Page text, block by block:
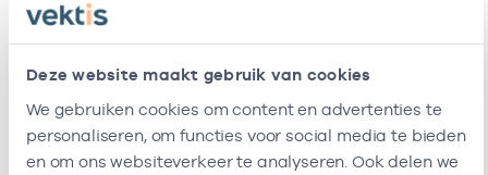
Deze website maakt gebruik van cookies
We gebruiken cookies om content en advertenties te
personaliseren, om functies voor social media te bieden
en om ons websiteverkeer te analyseren. Ook delen we
Amstelland
Het
Zonnehuis
Amstelveen
Jasmijnlaan 2
1187EL
Amstelveen
47472192